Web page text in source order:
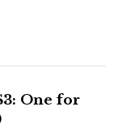
One for